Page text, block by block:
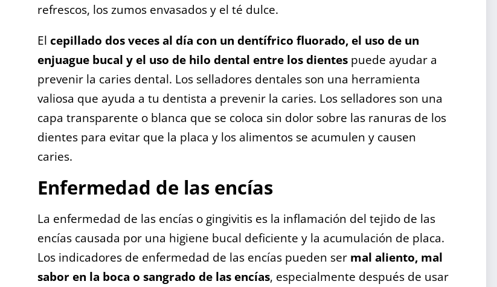
refrescos, los zumos envasados y el té dulce.
El cepillado dos veces al día con un dentífrico fluorado, el uso de un
enjuague bucal y el uso de hilo dental entre los dientespuede ayudar a
prevenir la caries dental. Los selladores dentales son una herramienta
valiosa que ayuda a tu dentista a prevenir la caries. Los selladores son una
capa transparente o blanca que se coloca sin dolor sobre las ranuras de los
dientes para evitar que la placa y los alimentos se acumulen y causen
caries.
Enfermedad de las encías
La enfermedad de las encías o gingivitis es la inflamación del tejido de las
encías causada por una higiene bucal deficiente y la acumulación de placa.
Los indicadores de enfermedad de las encías pueden ser mal aliento, mal
sabor en la boca o sangrado de las encías, especialmente después de usar